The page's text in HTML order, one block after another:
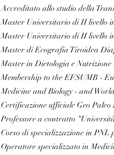
Accreditato allo studio della
Master Universitario di II livello
Master Universitario di II livello
Master di Ecografia Tiroidea
Master in Dietologia e
Membership to the EFSUMB -
Medicine and Biology - and
Certificazione ufficiale Geo Paleo
Professore a contratto
Corso di specializzazione in
Operatore specializzato in